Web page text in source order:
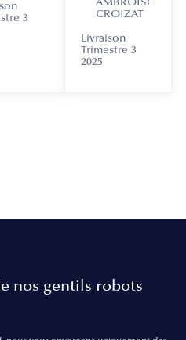
3
AMBROISE
CROIZAT
Livraison
Trimestre 3
2025
nos gentils robots